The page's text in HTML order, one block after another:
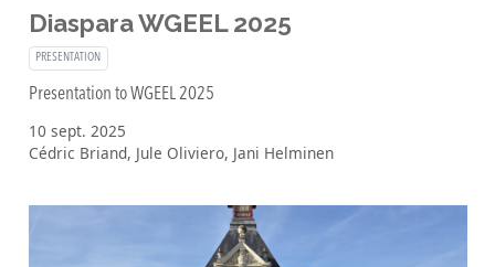
Diaspara WGEEL 2025
PRESENTATION
Presentation to WGEEL 2025
10 sept. 2025
Cédric Briand, Jule Oliviero, Jani Helminen